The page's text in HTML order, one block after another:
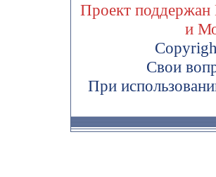
Проект поддержан
и
Свои
При